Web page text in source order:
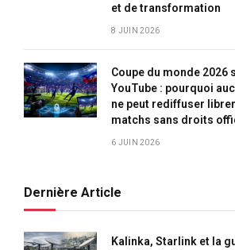
et de transformation
8 JUIN 2026
Coupe du monde 2026
YouTube : pourquoi
ne peut rediffuser
matchs sans droits
6 JUIN 2026
Dernière Article
Kalinka, Starlink et la